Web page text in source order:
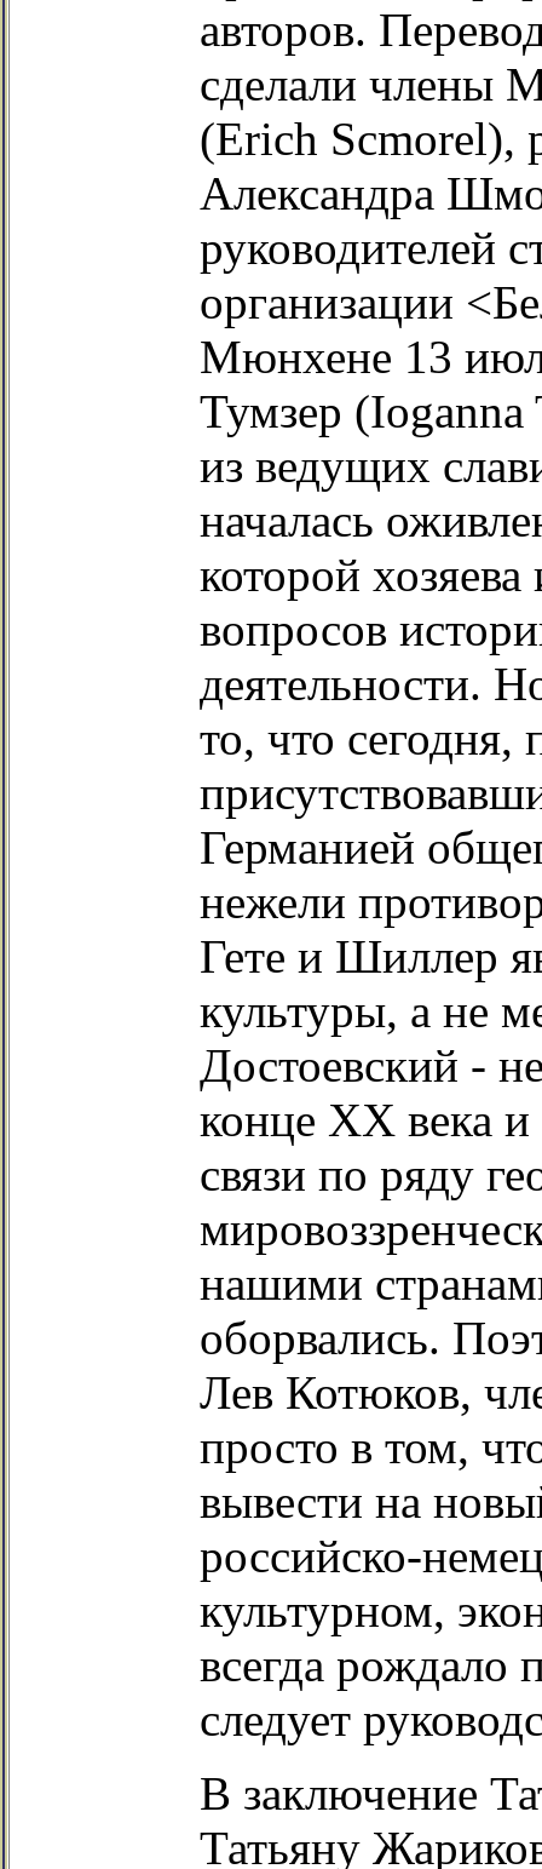
авторов.
сделали члены
(Erich Scmorel),
Александра
руководителей
организации
Мюнхене 13
Тумзер
из ведущих
началась
которой
вопросов
деятельности.
то, что
Германией
нежели
Гете и Шиллер
культуры, а не
Достоевский -
конце ХХ века и
связи по ряду
нашими
оборвались.
Лев Котюков,
просто в том,
вывести на
российско-
культурном,
всегда рождало
следует
В заключение
Татьяну